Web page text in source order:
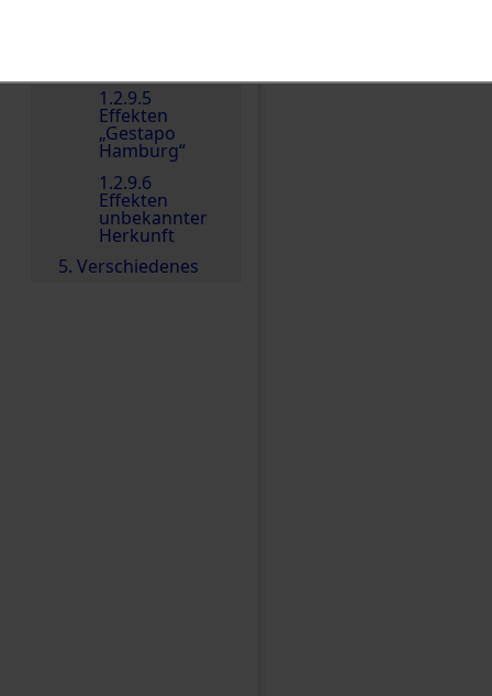
1.2.9.5
Effekten
„Gestapo
Hamburg“
1.2.9.6
Effekten
unbekannter
Herkunft
5. Verschiedenes